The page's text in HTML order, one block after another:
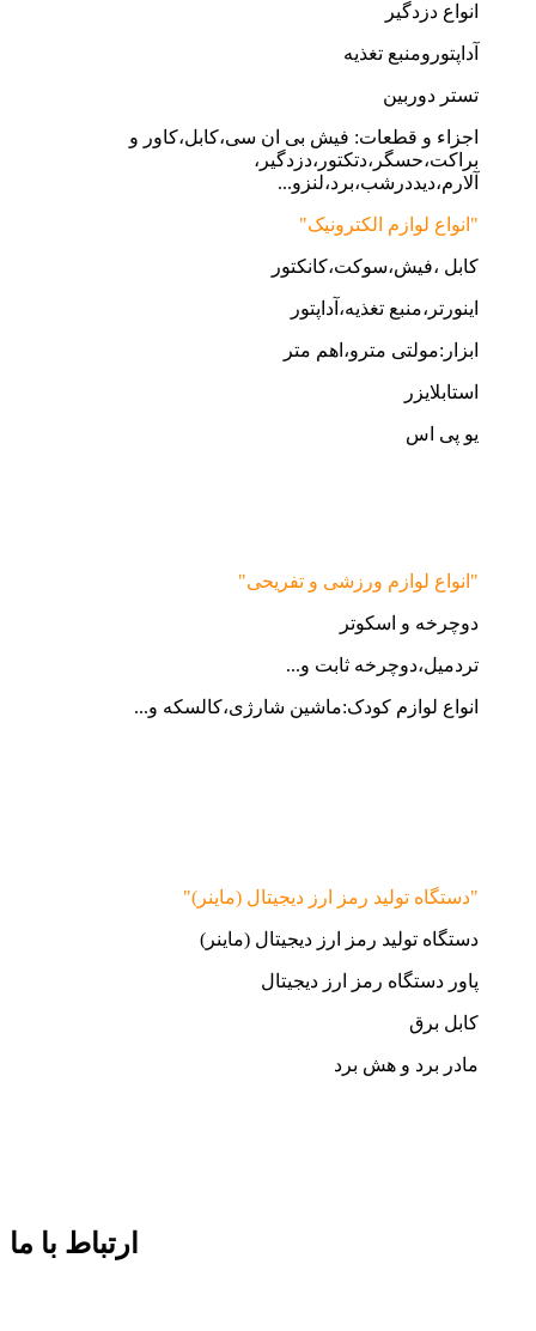
انواع دزدگیر
آداپتورومنبع تغذیه
تستر دوربین
اجزاء و قطعات: فیش بی ان سی،کابل،کاور و
براکت،حسگر،دتکتور،دزدگیر،
آلارم،دیددرشب،برد،لنزو...
"انواع لوازم الکترونیک"
کابل ،فیش،سوکت،کانکتور
اینورتر،منبع تغذیه،آداپتور
ابزار:مولتی مترو،اهم متر
استابلایزر
یو پی اس
"انواع لوازم ورزشی و تفریحی"
دوچرخه و اسکوتر
تردمیل،دوچرخه ثابت و...
انواع لوازم کودک:ماشین شارژی،کالسکه و...
"دستگاه تولید رمز ارز دیجیتال (ماینر)"
دستگاه تولید رمز ارز دیجیتال (ماینر)
پاور دستگاه رمز ارز دیجیتال
کابل برق
مادر برد و هش برد
ارتباط با ما